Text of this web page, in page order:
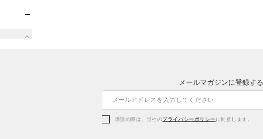
メールマガジンに登録する
購読の際は、当社のプライバシーポリシー に同意します。